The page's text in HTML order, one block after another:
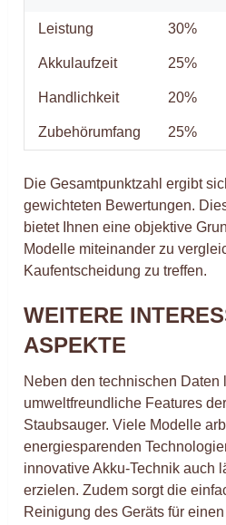
Leistung 30%
Akkulaufzeit 25%
Handlichkeit 20%
Zubehörumfang 25%
Die Gesamtpunktzahl ergibt
gewichteten Bewertungen.
bietet Ihnen eine objektive
Modelle miteinander zu
Kaufentscheidung zu treffen.
WEITERE
ASPEKTE
Neben den technischen
umweltfreundliche Features
Staubsauger. Viele Modelle
energiesparenden
innovative Akku-Technik auch
erzielen. Zudem sorgt die
Reinigung des Geräts für